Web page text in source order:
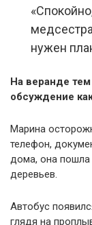
нужен
На веранде
обсуждение
Марина
телефон,
дома, она пошла
деревьев.
Автобус
глядя на